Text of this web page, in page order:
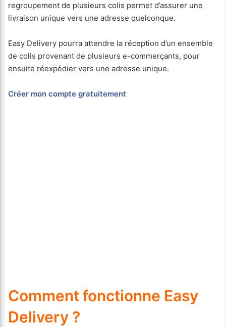
regroupement de plusieurs colis permet d’assurer une
livraison unique vers une adresse quelconque.
Easy Delivery pourra attendre la réception d’un ensemble
de colis provenant de plusieurs e-commerçants, pour
ensuite réexpédier vers une adresse unique.
Créer mon compte gratuitement
Comment fonctionne Easy
Delivery ?